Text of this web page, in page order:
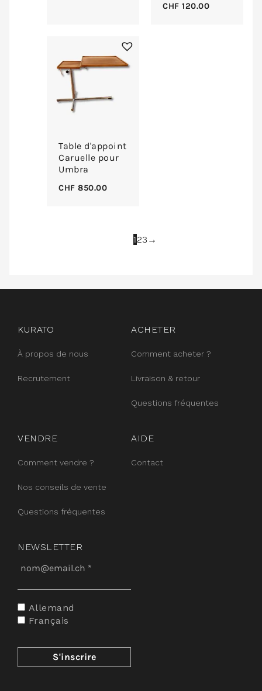
CHF 120.00
Table d'appoint
Caruelle pour
Umbra
CHF 850.00
123 →
KURATO
À propos de nous
Recrutement
ACHETER
Comment acheter ?
Livraison & retour
Questions fréquentes
VENDRE
Comment vendre ?
Nos conseils de vente
Questions fréquentes
AIDE
Contact
NEWSLETTER
Allemand
Français
instagram
facebook